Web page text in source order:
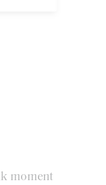
moment